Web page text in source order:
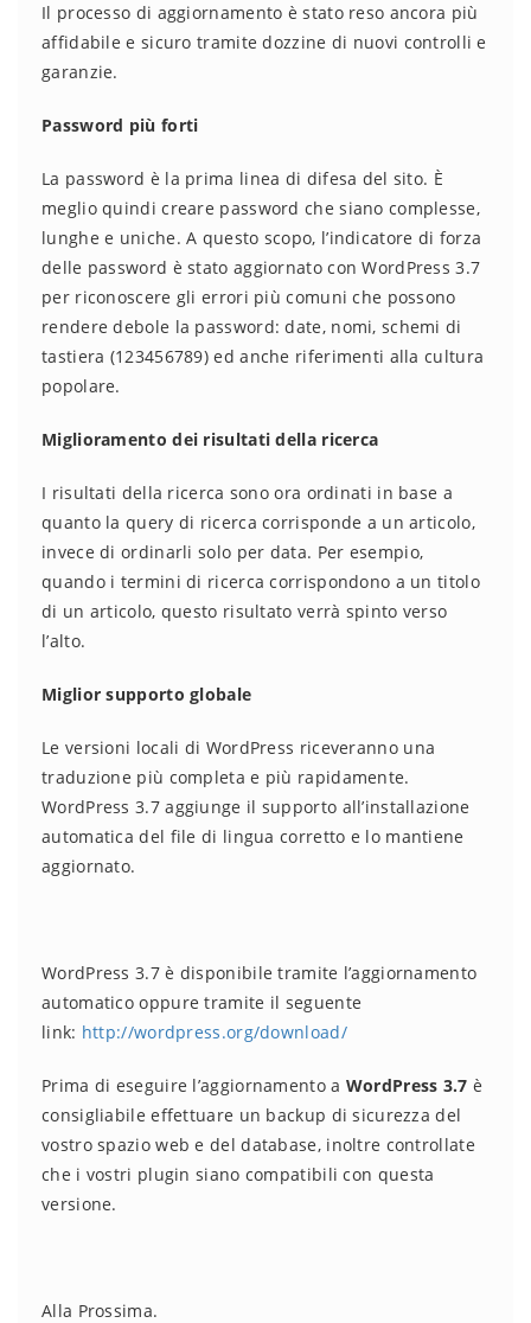
Il processo di aggiornamento è stato reso ancora più
affidabile e sicuro tramite dozzine di nuovi controlli e
garanzie.
Password più forti
La password è la prima linea di difesa del sito. È
meglio quindi creare password che siano complesse,
lunghe e uniche. A questo scopo, l’indicatore di forza
delle password è stato aggiornato con WordPress 3.7
per riconoscere gli errori più comuni che possono
rendere debole la password: date, nomi, schemi di
tastiera (123456789) ed anche riferimenti alla cultura
popolare.
Miglioramento dei risultati della ricerca
I risultati della ricerca sono ora ordinati in base a
quanto la query di ricerca corrisponde a un articolo,
invece di ordinarli solo per data. Per esempio,
quando i termini di ricerca corrispondono a un titolo
di un articolo, questo risultato verrà spinto verso
l’alto.
Miglior supporto globale
Le versioni locali di WordPress riceveranno una
traduzione più completa e più rapidamente.
WordPress 3.7 aggiunge il supporto all’installazione
automatica del file di lingua corretto e lo mantiene
aggiornato.
WordPress 3.7 è disponibile tramite l’aggiornamento
automatico oppure tramite il seguente
link: http://wordpress.org/download/
Prima di eseguire l’aggiornamento a WordPress 3.7è
consigliabile effettuare un backup di sicurezza del
vostro spazio web e del database, inoltre controllate
che i vostri plugin siano compatibili con questa
versione.
Alla Prossima.